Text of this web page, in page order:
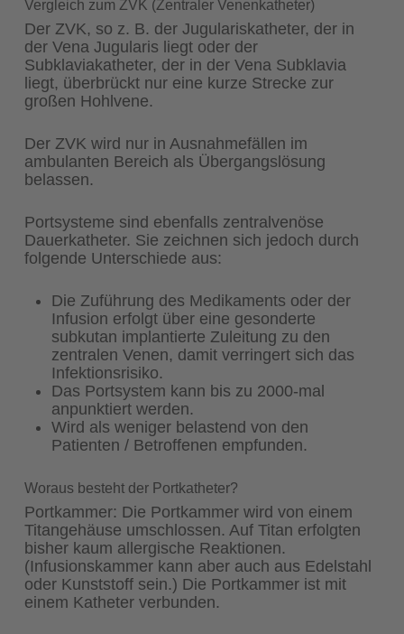
Vergleich zum ZVK (Zentraler Venenkatheter)
Der ZVK, so z. B. der Jugulariskatheter, der in
der Vena Jugularis liegt oder der
Subklaviakatheter, der in der Vena Subklavia
liegt, überbrückt nur eine kurze Strecke zur
großen Hohlvene.
Der ZVK wird nur in Ausnahmefällen im
ambulanten Bereich als Übergangslösung
belassen.
Portsysteme sind ebenfalls zentralvenöse
Dauerkatheter. Sie zeichnen sich jedoch durch
folgende Unterschiede aus:
Die Zuführung des Medikaments oder der
Infusion erfolgt über eine gesonderte
subkutan implantierte Zuleitung zu den
zentralen Venen, damit verringert sich das
Infektionsrisiko.
Das Portsystem kann bis zu 2000-mal
anpunktiert werden.
Wird als weniger belastend von den
Patienten / Betroffenen empfunden.
Woraus besteht der Portkatheter?
Portkammer: Die Portkammer wird von einem
Titangehäuse umschlossen. Auf Titan erfolgten
bisher kaum allergische Reaktionen.
(Infusionskammer kann aber auch aus Edelstahl
oder Kunststoff sein.) Die Portkammer ist mit
einem Katheter verbunden.